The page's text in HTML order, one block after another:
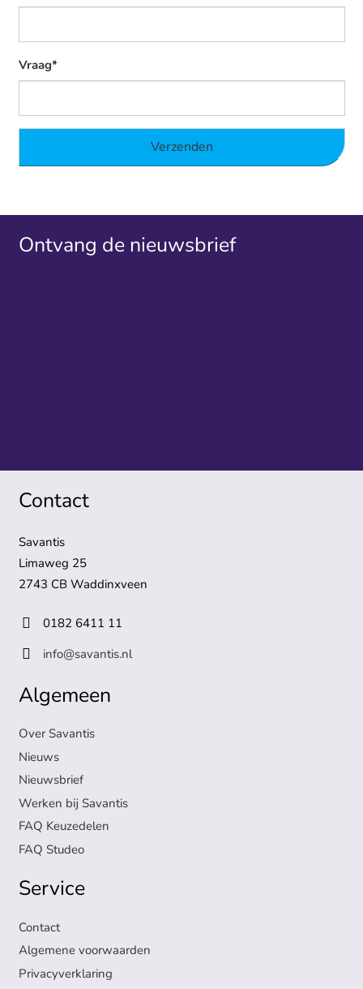
Vraag*
Ontvang de nieuwsbrief
Contact
Savantis
Limaweg 25
2743 CB Waddinxveen
0182 6411 11
info@savantis.nl
Algemeen
Over Savantis
Nieuws
Nieuwsbrief
Werken bij Savantis
FAQ Keuzedelen
FAQ Studeo
Service
Contact
Algemene voorwaarden
Privacyverklaring